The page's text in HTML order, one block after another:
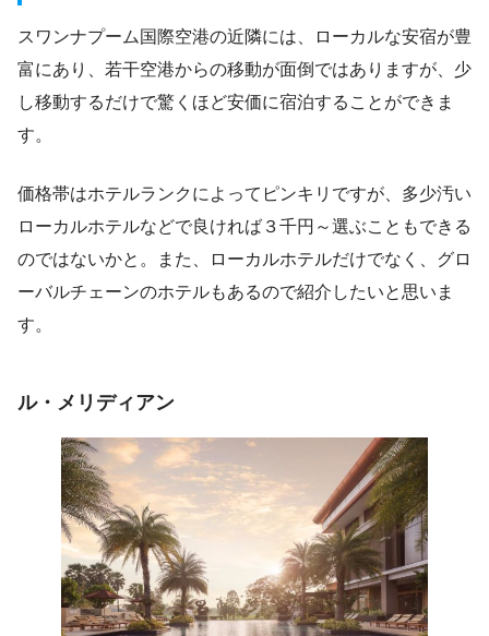
スワンナプーム国際空港の近隣には、ローカルな安宿が豊
富にあり、若干空港からの移動が面倒ではありますが、少
し移動するだけで驚くほど安価に宿泊することができま
す。
価格帯はホテルランクによってピンキリですが、多少汚い
ローカルホテルなどで良ければ３千円～選ぶこともできる
のではないかと。また、ローカルホテルだけでなく、グロ
ーバルチェーンのホテルもあるので紹介したいと思いま
す。
ル・メリディアン